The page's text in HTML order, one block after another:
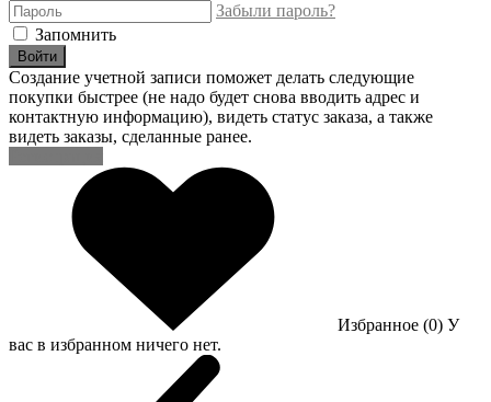
Забыли пароль?
Запомнить
Войти
Создание учетной записи поможет делать следующие
покупки быстрее (не надо будет снова вводить адрес и
контактную информацию), видеть статус заказа, а также
видеть заказы, сделанные ранее.
Избранное (0) У
вас в избранном ничего нет.